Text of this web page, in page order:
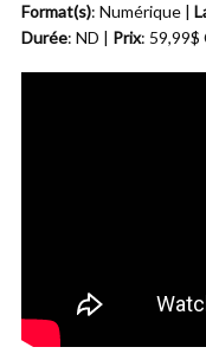
Format(s): Numérique |
Durée: ND | Prix: 59,99$